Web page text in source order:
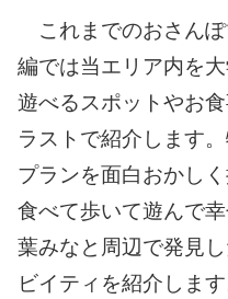
これまでのおさん
編では当エリア内を
遊べるスポットやお
ラストで紹介します
プランを面白おかし
食べて歩いて遊んで
葉みなと周辺で発見
ビイティを紹介しま